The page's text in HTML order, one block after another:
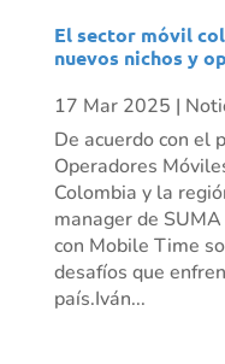
El sector móvil
nuevos nichos y
17 Mar 2025 |
De acuerdo con el
Operadores
Colombia y la
manager de
con Mobile Time
desafíos que
país.Iván...